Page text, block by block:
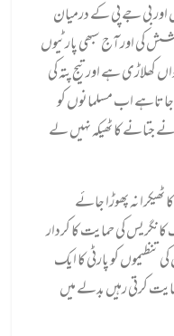
اور بی جے پی کے درمیان
کی اور آج سبھی پارٹیوں
کھلاڑی ہے اور تیج پتہ کی
اب مسلمانوں کو
جتانے کا ٹھیکہ نہیں لے
نہ پھوڑا جائے
کا کردار
تنظیموں کو پارٹی کا ایک
کرتی رہیں بدلے میں